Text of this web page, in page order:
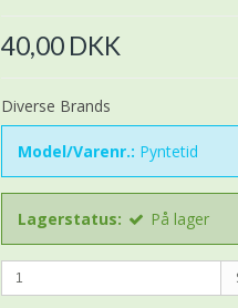
40,00 DKK
Diverse Brands
Model/Varenr.: Pyntetid
Lagerstatus: På lager